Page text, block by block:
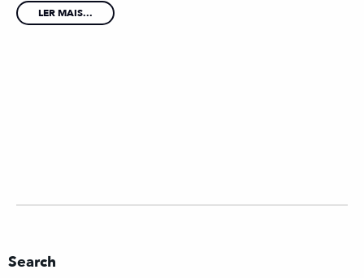
LER MAIS...
Search